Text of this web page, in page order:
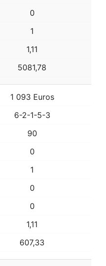
0
1
1,11
5081,78
1 093 Euros
6-2-1-5-3
90
0
1
0
0
1,11
607,33